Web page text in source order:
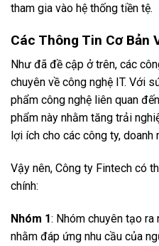
tham gia vào hệ thống tiền tệ.
Các Thông Tin Cơ Bản
Như đã đề cập ở trên, các
chuyên về công nghệ IT. Với
phẩm công nghệ liên quan
phẩm này nhằm tăng trải
lợi ích cho các công ty, doanh
Vậy nên, Công ty Fintech có
chính:
Nhóm 1: Nhóm chuyên tạo
nhằm đáp ứng nhu cầu của